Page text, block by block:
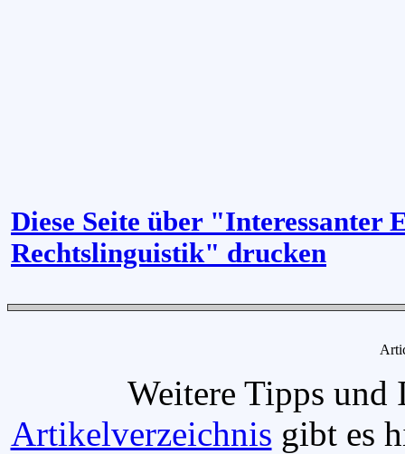
Diese Seite über "Interessanter
Rechtslinguistik" drucken
Weitere Tipps und
Artikelverzeichnis gibt es